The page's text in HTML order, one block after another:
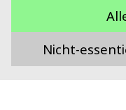
Nicht-